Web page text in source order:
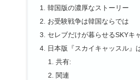
韓国版の濃厚なストーリー
お受験戦争は韓国ならでは
セレブだけが暮らせるSKYキ
日本版『スカイキャッスル』
共有:
関連